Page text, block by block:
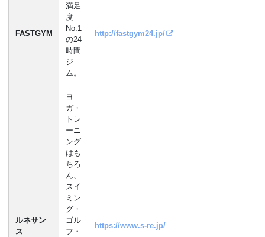
FASTGYM
満足
度
No.1
の24
時間
ジ
ム。
http://fastgym24.jp/
ルネサン
ス
ヨ
ガ・
トレ
ーニ
ング
はも
ちろ
ん、
スイ
ミン
グ・
ゴル
フ・
https://www.s-re.jp/